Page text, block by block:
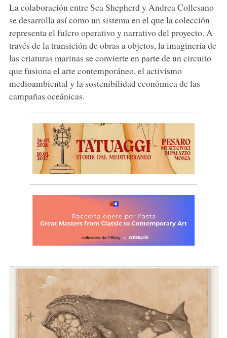
La colaboración entre Sea Shepherd y Andrea Collesano
se desarrolla así como un sistema en el que la colección
representa el fulcro operativo y narrativo del proyecto. A
través de la transición de obras a objetos, la imaginería de
las criaturas marinas se convierte en parte de un circuito
que fusiona el arte contemporáneo, el activismo
medioambiental y la sostenibilidad económica de las
campañas oceánicas.